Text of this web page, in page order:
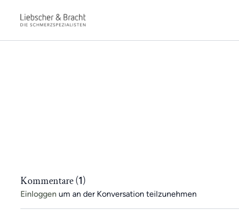
Kommentare (1)
Einloggen um an der Konversation teilzunehmen